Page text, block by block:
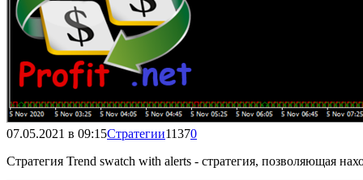
07.05.2021 в 09:15Стратегии11370
Стратегия Trend swatch with alerts - стратегия, позволяющая